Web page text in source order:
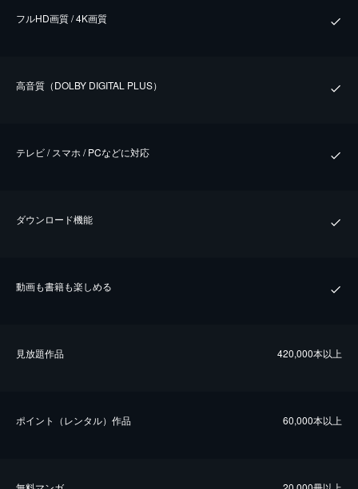
フルHD画質 / 4K画質
⾼⾳質（DOLBY DIGITAL PLUS）
テレビ / スマホ / PCなどに対応
ダウンロード機能
動画も書籍も楽しめる
⾒放題作品 420,000本以上
ポイント（レンタル）作品 60,000本以上